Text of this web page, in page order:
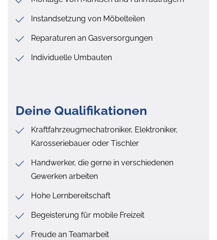
Instandsetzung von Möbelteilen
Reparaturen an Gasversorgungen
Individuelle Umbauten
Deine Qualifikationen
Kraftfahrzeugmechatroniker, Elektroniker,
Karosseriebauer oder Tischler
Handwerker, die gerne in verschiedenen
Gewerken arbeiten
Hohe Lernbereitschaft
Begeisterung für mobile Freizeit
Freude an Teamarbeit